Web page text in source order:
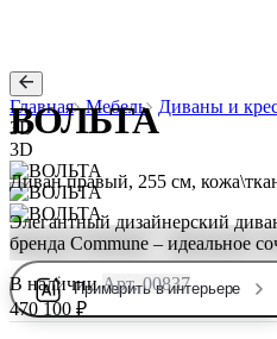
Главная Мебель Диваны и
3D
3D
Примерить в интерьере
ВОЛЬТА
Диван правый, 255 см,
Элегантный дизайнерский
бренда Commune – идеальное
В наличии Арт. 00837
470 100 ₽